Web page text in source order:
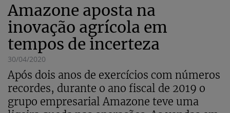
Amazone aposta na
inovação agrícola em
tempos de incerteza
30/04/2020
Após dois anos de exercícios com números
recordes, durante o ano fiscal de 2019 o
grupo empresarial Amazone teve uma